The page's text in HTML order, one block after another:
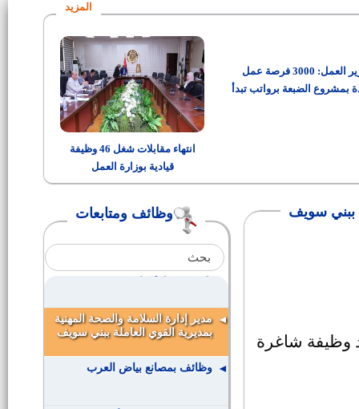
المزيد
وزير العمل: 3000 فرصة عمل
بمشروع الضبعة برواتب تبدأ
انتهاء مقابلات شغل 46 وظيفة
قيادية بوزارة العمل
ببني سويف وظائف ومتابعات
المالية والإدارية بديوان عام محافظة
بني سويف
إعلان مصلحة الجمارك المصرية
رقم (1) لسنة 2018
وظيفة رئيس قرية بدائرة محافظة
وظيفة سكرتير الوحدة المحلية
لمركز ومدينة بني سويف
وظائف قيادية بديوان عام محافظة
بني سويف
وظيفة أمن إدارى
مدير إدارة السلامة والصحة المهنية
بمديرية القوي العاملة ببني سويف
وظائف بمصانع بياض العرب